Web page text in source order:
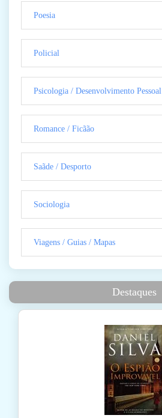
Poesia
Policial
Psicologia / Desenvolvimento Pessoal
Romance / Ficãão
Saãde / Desporto
Sociologia
Viagens / Guias / Mapas
Destaques